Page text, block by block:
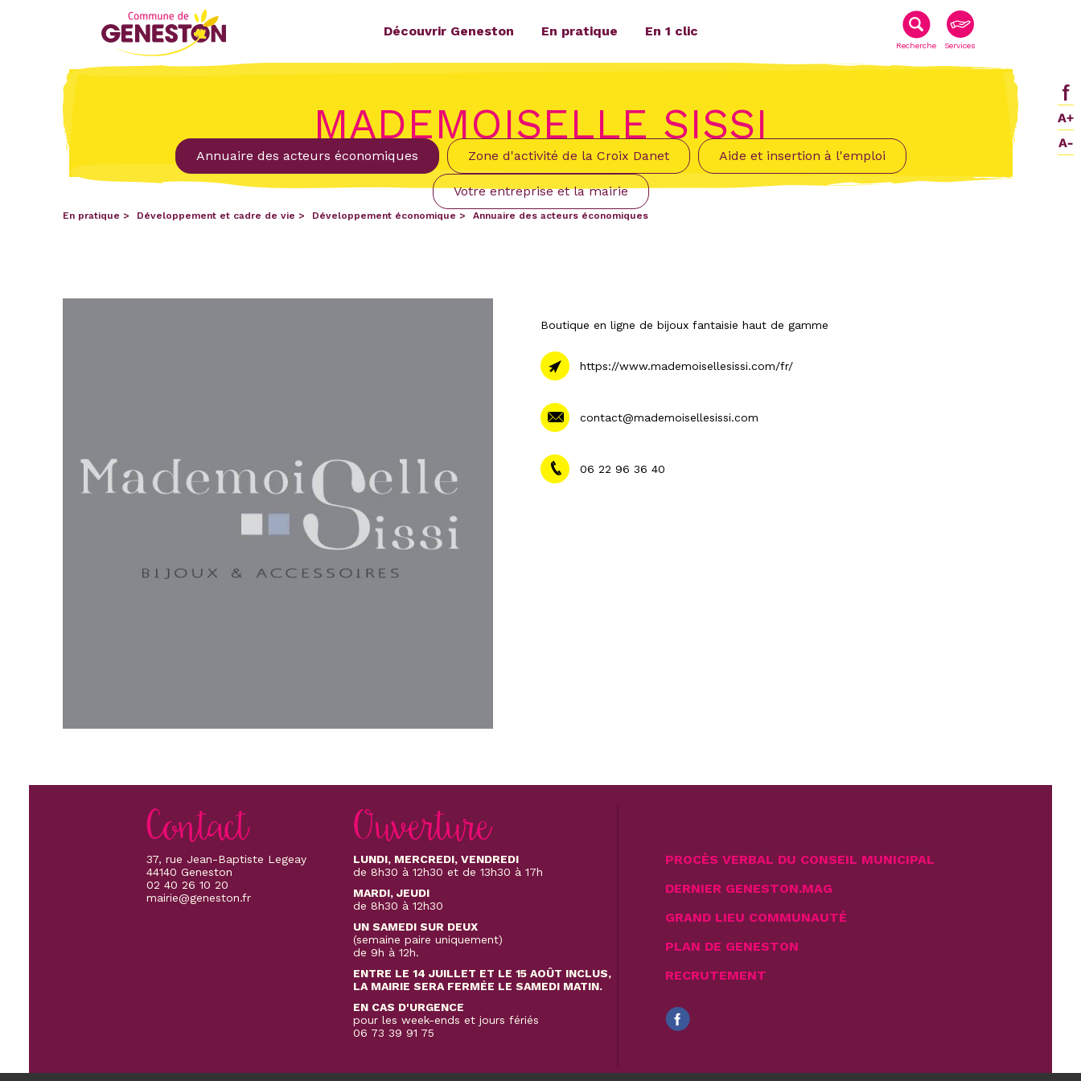
Recherche Services
Découvrir Geneston En pratique En 1 clic
Annuaire des acteurs économiques Zone d'activité de la Croix Danet Aide et insertion à l'emploi
Votre entreprise et la mairie
MADEMOISELLE SISSI
En pratique Développement et cadre de vie Développement économique Annuaire des acteurs économiques
Boutique en ligne de bijoux fantaisie haut de gamme
https://www.mademoisellesissi.com/fr/
contact@mademoisellesissi.com
06 22 96 36 40
Contact
37, rue Jean-Baptiste Legeay
44140 Geneston
02 40 26 10 20
mairie@geneston.fr
Ouverture
LUNDI, MERCREDI, VENDREDI
de 8h30 à 12h30 et de 13h30 à 17h
MARDI, JEUDI
de 8h30 à 12h30
UN SAMEDI SUR DEUX
(semaine paire uniquement)
de 9h à 12h.
ENTRE LE 14 JUILLET ET LE 15 AOÛT INCLUS,
LA MAIRIE SERA FERMÉE LE SAMEDI MATIN.
EN CAS D'URGENCE
pour les week-ends et jours fériés
06 73 39 91 75
PROCÈS VERBAL DU CONSEIL MUNICIPAL
DERNIER GENESTON.MAG
GRAND LIEU COMMUNAUTÉ
PLAN DE GENESTON
RECRUTEMENT